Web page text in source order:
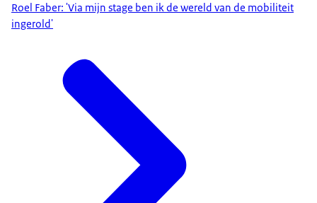
Roel Faber: 'Via mijn stage ben ik de wereld van de mobiliteit
ingerold'